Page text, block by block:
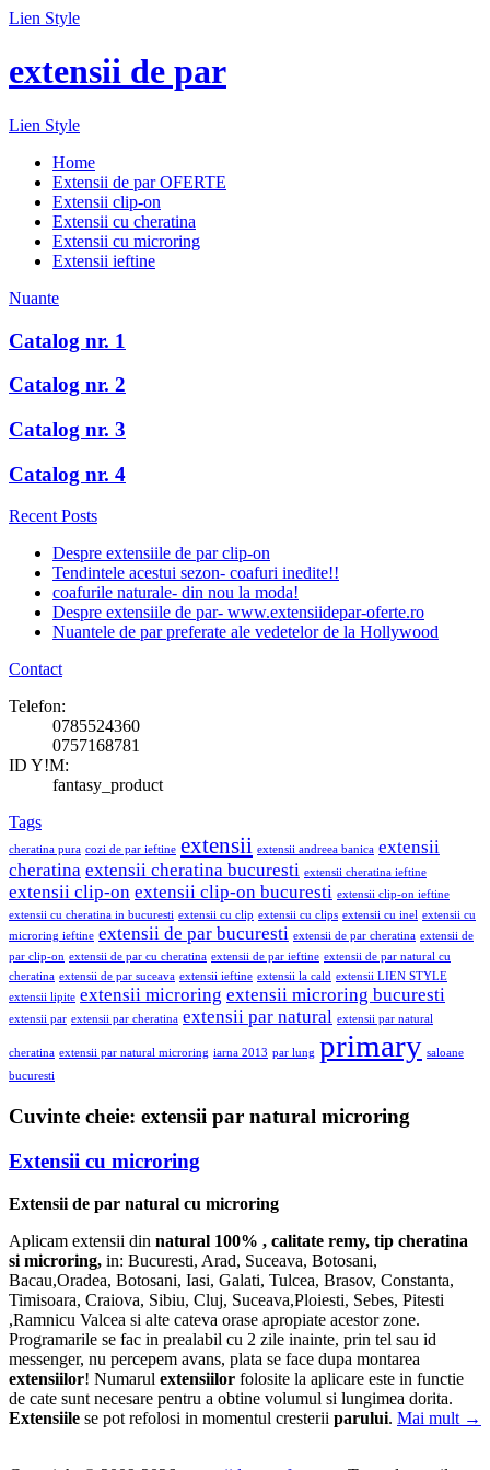
Lien Style
extensii de par
Lien Style
Home
Extensii de par OFERTE
Extensii clip-on
Extensii cu cheratina
Extensii cu microring
Extensii ieftine
Nuante
Catalog nr. 1
Catalog nr. 2
Catalog nr. 3
Catalog nr. 4
Recent Posts
Despre extensiile de par clip-on
Tendintele acestui sezon- coafuri inedite!!
coafurile naturale- din nou la moda!
Despre extensiile de par- www.extensiidepar-oferte.ro
Nuantele de par preferate ale vedetelor de la Hollywood
Contact
Telefon:
0785524360
0757168781
ID Y!M:
fantasy_product
Tags
cheratina pura cozi de par ieftine extensii extensii andreea banica extensii
cheratina extensii cheratina bucuresti extensii cheratina ieftine
extensii clip-on extensii clip-on bucuresti extensii clip-on ieftine
extensii cu cheratina in bucuresti extensii cu clip extensii cu clips extensii cu inel extensii cu
microring ieftine extensii de par bucuresti extensii de par cheratina extensii de
par clip-on extensii de par cu cheratina extensii de par ieftine extensii de par natural cu
cheratina extensii de par suceava extensii ieftine extensii la cald extensii LIEN STYLE
extensii lipite extensii microring extensii microring bucuresti
extensii par extensii par cheratina extensii par natural extensii par natural
cheratina extensii par natural microring iarna 2013 par lung primary saloane
bucuresti
Cuvinte cheie: extensii par natural microring
Extensii cu microring
Extensii de par natural cu microring
Aplicam extensii din natural 100% , calitate remy, tip cheratina
si microring, in: Bucuresti, Arad, Suceava, Botosani,
Bacau,Oradea, Botosani, Iasi, Galati, Tulcea, Brasov, Constanta,
Timisoara, Craiova, Sibiu, Cluj, Suceava,Ploiesti, Sebes, Pitesti
,Ramnicu Valcea si alte cateva orase apropiate acestor zone.
Programarile se fac in prealabil cu 2 zile inainte, prin tel sau id
messenger, nu percepem avans, plata se face dupa montarea
extensiilor! Numarul extensiilor folosite la aplicare este in functie
de cate sunt necesare pentru a obtine volumul si lungimea dorita.
Extensiile se pot refolosi in momentul cresterii parului. Mai mult →